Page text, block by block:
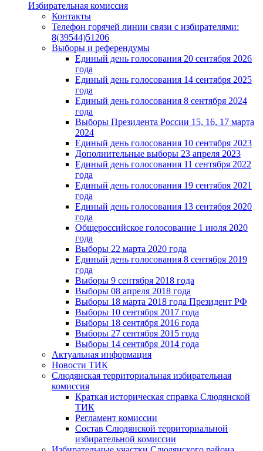
Избирательная комиссия
Контакты
Телефон горячей линии связи с избирателями:
8(39544)51206
Выборы и референдумы
Единый день голосования 20 сентября 2026
года
Единый день голосования 14 сентября 2025
года
Единый день голосования 8 сентября 2024
года
Выборы Президента России 15, 16, 17 марта
2024
Единый день голосования 10 сентября 2023
Дополнительные выборы 23 апреля 2023
Единый день голосования 11 сентября 2022
года
Единый день голосования 19 сентября 2021
года
Единый день голосования 13 сентября 2020
года
Общероссийское голосование 1 июля 2020
года
Выборы 22 марта 2020 года
Единый день голосования 8 сентября 2019
года
Выборы 9 сентября 2018 года
Выборы 08 апреля 2018 года
Выборы 18 марта 2018 года Президент РФ
Выборы 10 сентября 2017 года
Выборы 18 сентября 2016 года
Выборы 27 сентября 2015 года
Выборы 14 сентября 2014 года
Актуальная информация
Новости ТИК
Слюдянская территориальная избирательная
комиссия
Краткая историческая справка Слюдянской
ТИК
Регламент комиссии
Состав Слюдянской территориальной
избирательной комиссии